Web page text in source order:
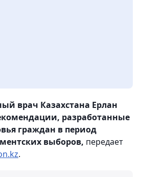
врач Казахстана Ерлан
разработанные
граждан в период
выборов, передает
.